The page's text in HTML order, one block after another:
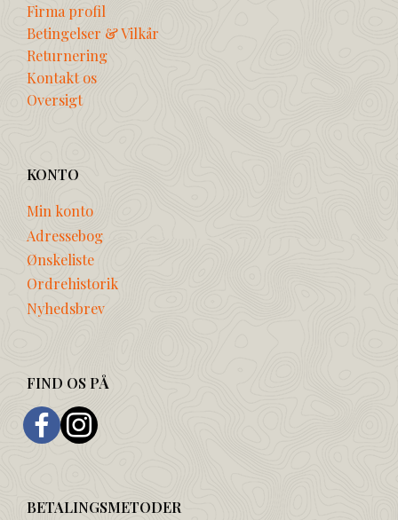
Firma profil
Betingelser & Vilkår
Returnering
Kontakt os
Oversigt
KONTO
Min konto
Adressebog
Ønskeliste
Ordrehistorik
Nyhedsbrev
FIND OS PÅ
BETALINGSMETODER